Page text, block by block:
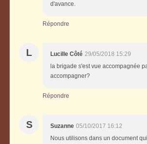
d'avance.
Répondre
L Lucille Côté 29/05/2018 15:29
la brigade s'est vue accompagnée
accompagner?
Répondre
S Suzanne 05/10/2017 16:12
Nous utilisons dans un document